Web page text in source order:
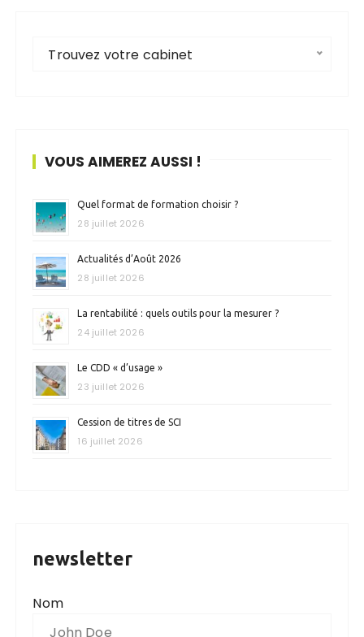
Trouvez votre cabinet
VOUS AIMEREZ AUSSI !
Quel format de formation choisir ?
28 juillet 2026
Actualités d’Août 2026
28 juillet 2026
La rentabilité : quels outils pour la mesurer ?
24 juillet 2026
Le CDD « d’usage »
23 juillet 2026
Cession de titres de SCI
16 juillet 2026
newsletter
Nom